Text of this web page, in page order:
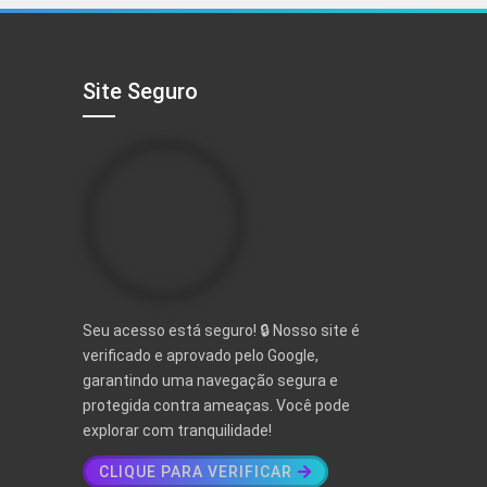
Site Seguro
Seu acesso está seguro! 🔒 Nosso site é
verificado e aprovado pelo Google,
garantindo uma navegação segura e
protegida contra ameaças. Você pode
explorar com tranquilidade!
CLIQUE PARA VERIFICAR